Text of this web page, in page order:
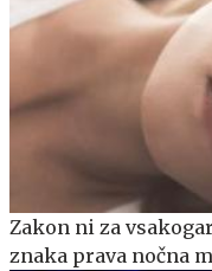
Zakon ni za
znaka prava nočna